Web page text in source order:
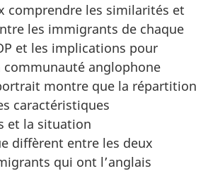
comprendre les similarités et
les immigrants de chaque
et les implications pour
communauté anglophone
montre que la répartition
caractéristiques
et la situation
diffèrent entre les deux
qui ont l’anglais